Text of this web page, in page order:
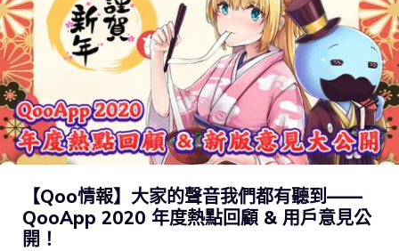
【Qoo情報】大家的聲音我們都有聽到——
QooApp 2020 年度熱點回顧 & 用戶意見公
開！